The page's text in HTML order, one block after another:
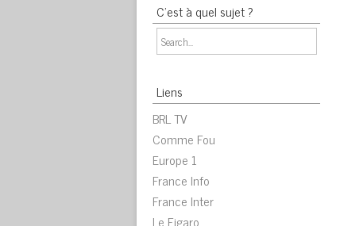
C’est à quel sujet ?
Liens
BRL TV
Comme Fou
Europe 1
France Info
France Inter
Le Figaro